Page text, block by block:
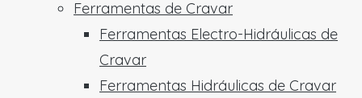
Ferramentas de Cravar
Ferramentas Electro-Hidráulicas de
Cravar
Ferramentas Hidráulicas de Cravar